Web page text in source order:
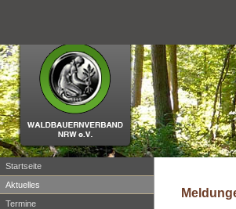
Startseite
Aktuelles
Termine